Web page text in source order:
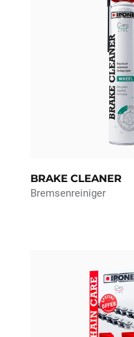
BRAKE CLEANER
Bremsenreiniger